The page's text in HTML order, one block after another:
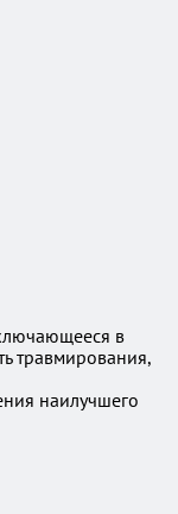
в
травмирования,
наилучшего